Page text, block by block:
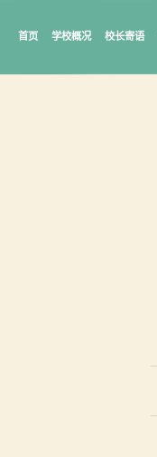
首页 学校概况 校长寄语